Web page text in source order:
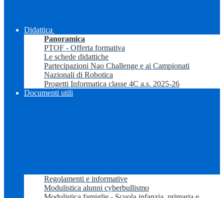
Didattica
Panoramica
PTOF - Offerta formativa
Le schede didattiche
Partecipazioni Nao Challenge e ai Campionati
Nazionali di Robotica
Progetti Informatica classe 4C a.s. 2025-26
Documenti utili
Regolamenti e informative
Modulistica alunni cyberbullismo